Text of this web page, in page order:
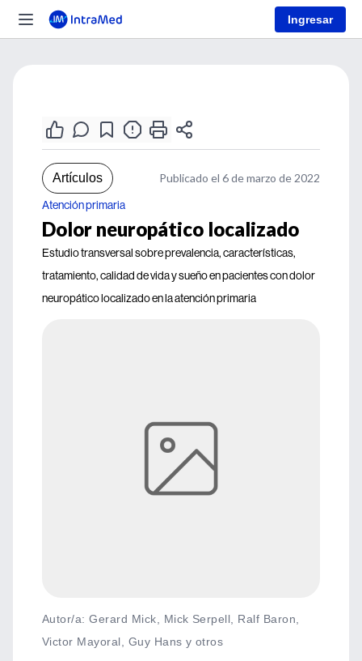
Ingresar
Artículos Publicado el 6 de marzo de 2022
Atención primaria
Dolor neuropático localizado
Estudio transversal sobre prevalencia, características,
tratamiento, calidad de vida y sueño en pacientes con dolor
neuropático localizado en la atención primaria
Autor/a: Gerard Mick, Mick Serpell, Ralf Baron,
Victor Mayoral, Guy Hans y otros